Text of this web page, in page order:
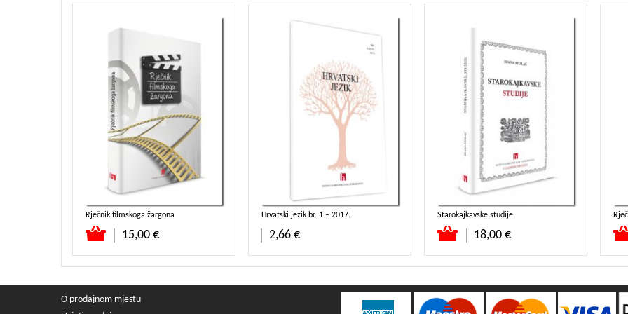
Rječnik filmskoga žargona
15,00 €
Hrvatski jezik br. 1 – 2017.
2,66 €
Starokajkavske studije
18,00 €
Dodaj u košaricu Dodaj u košaricu Dodaj u košaricu
O prodajnom mjestu